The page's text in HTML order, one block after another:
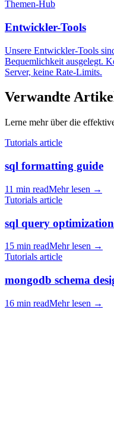
Themen-Hub
Entwickler-Tools
Unsere Entwickler-Tools
Bequemlichkeit ausgelegt.
Server, keine Rate-Limits.
Verwandte
Lerne mehr über die
Tutorials article
sql formatting guide
11 min readMehr lesen →
Tutorials article
sql query optimization
15 min readMehr lesen →
Tutorials article
mongodb schema
16 min readMehr lesen →